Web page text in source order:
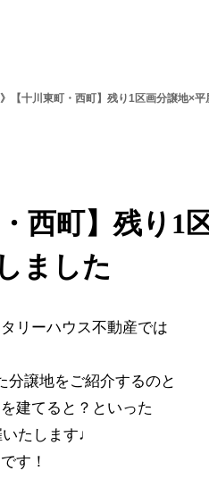
》【十川東町・西町】残り1区画分譲地×
西町】残り1
ました
リーハウス不動産では
分譲地をご紹介するのと
建てると？といった
たします♩
す！